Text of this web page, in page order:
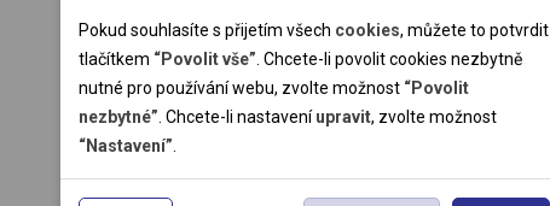
Pokud souhlasíte s přijetím všech cookies, můžete to potvrdit
tlačítkem “Povolit vše” . Chcete-li povolit cookies nezbytně
nutné pro používání webu, zvolte možnost “Povolit
nezbytné” . Chcete-li nastaveníupravit, zvolte možnost
“Nastavení”
Analytické cookies
Pomocí analytických cookies můžeme měřit návštěvnost
našeho webu, zdroje návštěv, výkon reklam a také jejich
dosah. Takto získaná data zpracováváme anonymně bez
vazby na konkrétního uživatele našeho webu. Bez vašeho
Personální cookies
Personalizační soubory cookies nám umožňují přizpůsobit
prohlížení webu dle vašich zájmů a preferencí. Bez souhlasu
Reklamní cookies